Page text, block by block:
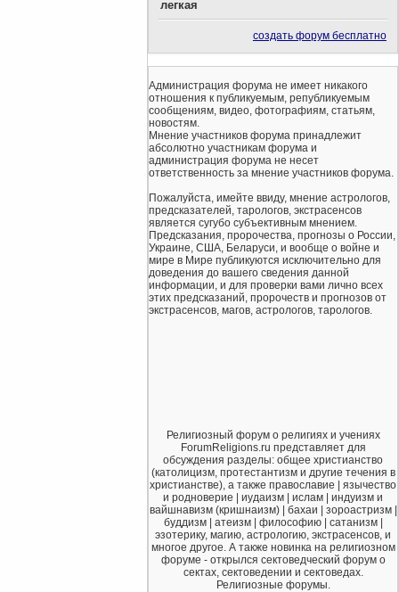
легкая
создать форум бесплатно
Администрация форума не имеет никакого
отношения к публикуемым, републикуемым
сообщениям, видео, фотографиям, статьям,
новостям.
Мнение участников форума принадлежит
абсолютно участникам форума и
администрация форума не несет
ответственность за мнение участников форума.
Пожалуйста, имейте ввиду, мнение астрологов,
предсказателей, тарологов, экстрасенсов
является сугубо субъективным мнением.
Предсказания, пророчества, прогнозы о России,
Украине, США, Беларуси, и вообще о войне и
мире в Мире публикуются исключительно для
доведения до вашего сведения данной
информации, и для проверки вами лично всех
этих предсказаний, пророчеств и прогнозов от
экстрасенсов, магов, астрологов, тарологов.
Религиозный форум о религиях и учениях
ForumReligions.ru представляет для
обсуждения разделы: общее христианство
(католицизм, протестантизм и другие течения в
христианстве), а также православие | язычество
и родноверие | иудаизм | ислам | индуизм и
вайшнавизм (кришнаизм) | бахаи | зороастризм |
буддизм | атеизм | философию | сатанизм |
эзотерику, магию, астрологию, экстрасенсов, и
многое другое. А также новинка на религиозном
форуме - открылся сектоведческий форум о
сектах, сектоведении и сектоведах.
Религиозные форумы.